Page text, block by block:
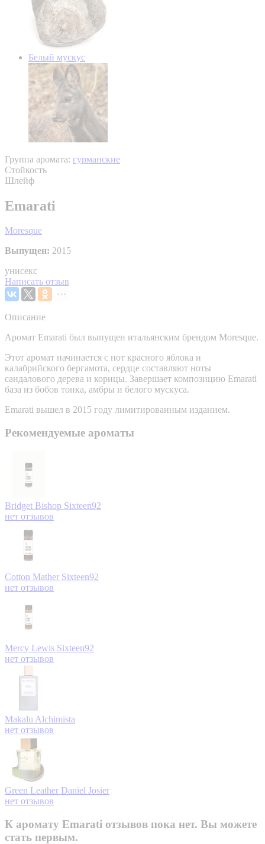
Белый мускус
Группа аромата: гурманские
Стойкость
Шлейф
Emarati
Moresque
Выпущен: 2015
унисекс
Написать отзыв
Описание
Аромат Emarati был выпущен итальянским брендом Moresque.
Этот аромат начинается с нот красного яблока и
калабрийского бергамота, сердце составляют ноты
сандалового дерева и корицы. Завершает композицию Emarati
база из бобов тонка, амбры и белого мускуса.
Emarati вышел в 2015 году лимитированным изданием.
Рекомендуемые ароматы
Bridget Bishop Sixteen92
нет отзывов
Cotton Mather Sixteen92
нет отзывов
Mercy Lewis Sixteen92
нет отзывов
Makalu Alchimista
нет отзывов
Green Leather Daniel Josier
нет отзывов
К аромату Emarati отзывов пока нет. Вы можете
стать первым.